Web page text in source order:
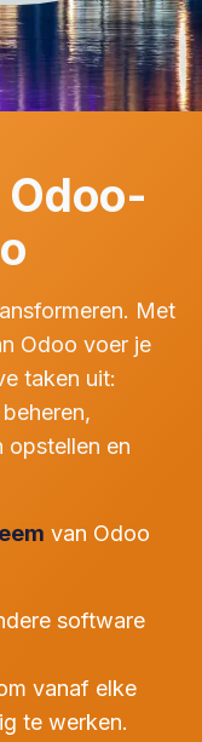
Met
Odoo voer je
taken uit:
opstellen en
van Odoo
software
vanaf elke
te werken.